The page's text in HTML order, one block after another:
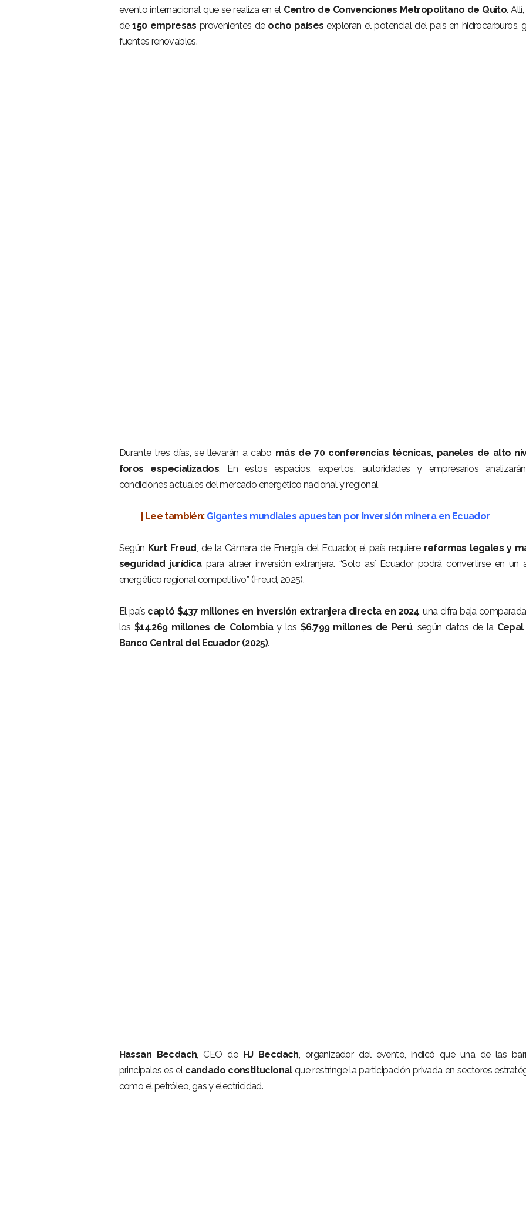
evento internacional que se realiza en el Centro de Convenciones Metropolitano de Quito.
de150 empresas provenientes de ocho países exploran el potencial del país en hidrocarburos,
fuentes renovables.
Durante tres días, se llevarán a cabo más de 70 conferencias técnicas, paneles de alto
foros especializados. En estos espacios, expertos, autoridades y empresarios
condiciones actuales del mercado energético nacional y regional.
| Lee también: Gigantes mundiales apuestan por inversión minera en Ecuador
Según Kurt Freud, de la Cámara de Energía del Ecuador, el país requiere reformas legales y
seguridad jurídicapara atraer inversión extranjera. “Solo así Ecuador podrá convertirse en un
energético regional competitivo” (Freud, 2025).
El país captó $437 millones en inversión extranjera directa en 2024, una cifra baja
los $14.269 millones de Colombiay los $6.799 millones de Perú, según datos de la
Banco Central del Ecuador (2025).
Hassan Becdach, CEO de HJ Becdach, organizador del evento, indicó que una de las
principales es el candado constitucionalque restringe la participación privada en sectores
como el petróleo, gas y electricidad.